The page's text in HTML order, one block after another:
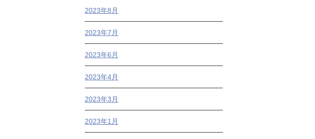
2023年8月
2023年7月
2023年6月
2023年4月
2023年3月
2023年1月